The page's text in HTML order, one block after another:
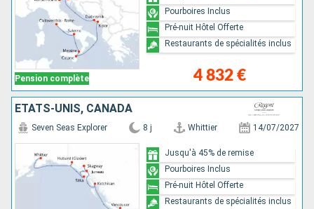
Pension complète 4 832 €
Pourboires Inclus
Pré-nuit Hôtel Offerte
Restaurants de spécialités inclus
ÉTATS-UNIS, CANADA
Seven Seas Explorer 8 j Whittier 14/07/2027
Jusqu'à 45% de remise
Pourboires Inclus
Pré-nuit Hôtel Offerte
Restaurants de spécialités inclus